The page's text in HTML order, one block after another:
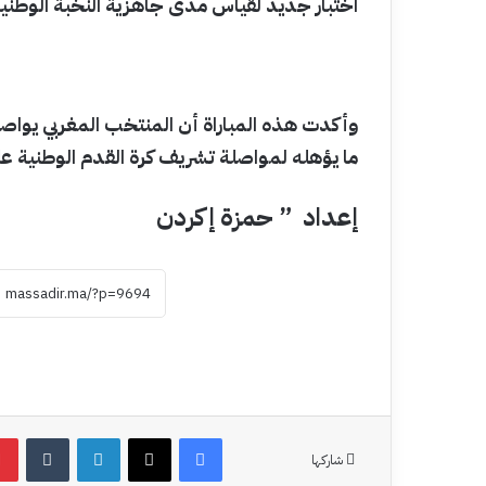
وأكدت هذه المباراة أن المنتخب المغربي
ما يؤهله لمواصلة تشريف كرة القدم الوطنية
إعداد ” حمزة إكردن
شاركها
فيسبوك‫X لينكدإن ‏Tumblr